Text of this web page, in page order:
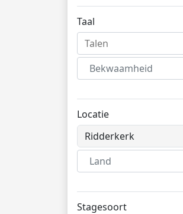
Taal
Bekwaamheid
Locatie
Land
Stagesoort